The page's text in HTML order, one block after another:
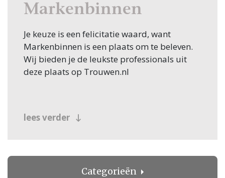
Markenbinnen
Je keuze is een felicitatie waard, want
Markenbinnen is een plaats om te beleven.
Wij bieden je de leukste professionals uit
deze plaats op Trouwen.nl
lees verder
Categorieën